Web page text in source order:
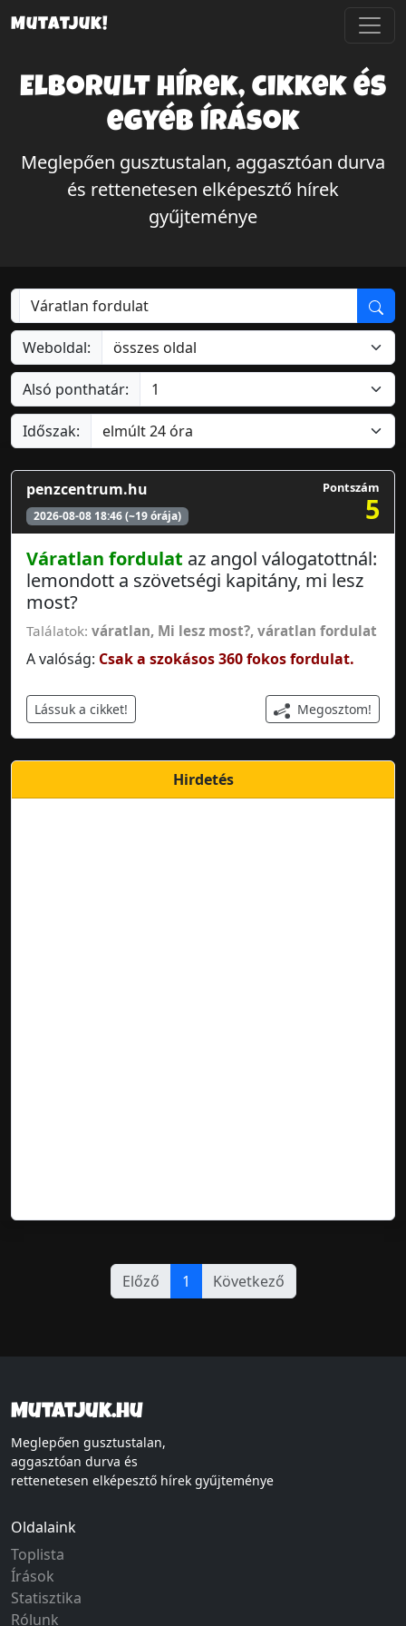
Mutatjuk!
Elborult hírek, cikkek és
egyéb írások
Meglepően gusztustalan, aggasztóan durva
és rettenetesen elképesztő hírek
gyűjteménye
Weboldal:
Alsó ponthatár:
Időszak:
penzcentrum.hu
2026-08-08 18:46 (~19 órája)
Pontszám
5
Váratlan fordulat az angol válogatottnál:
lemondott a szövetségi kapitány, mi lesz
most?
Találatok: váratlan, Mi lesz most?, váratlan fordulat
A valóság: Csak a szokásos 360 fokos fordulat.
Lássuk a cikket! Megosztom!
Hirdetés
Előző 1 Következő
Mutatjuk.hu
Meglepően gusztustalan,
aggasztóan durva és
rettenetesen elképesztő hírek gyűjteménye
Oldalaink
Toplista
Írások
Statisztika
Rólunk